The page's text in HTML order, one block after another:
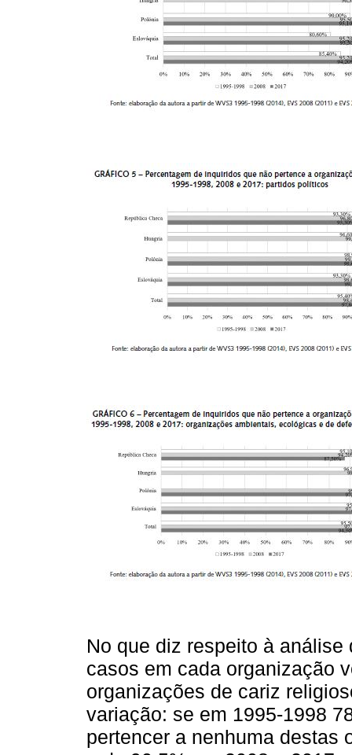
No que diz respeito à
casos em cada organização
organizações de cariz
variação: se em 1995-1998
pertencer a nenhuma destas